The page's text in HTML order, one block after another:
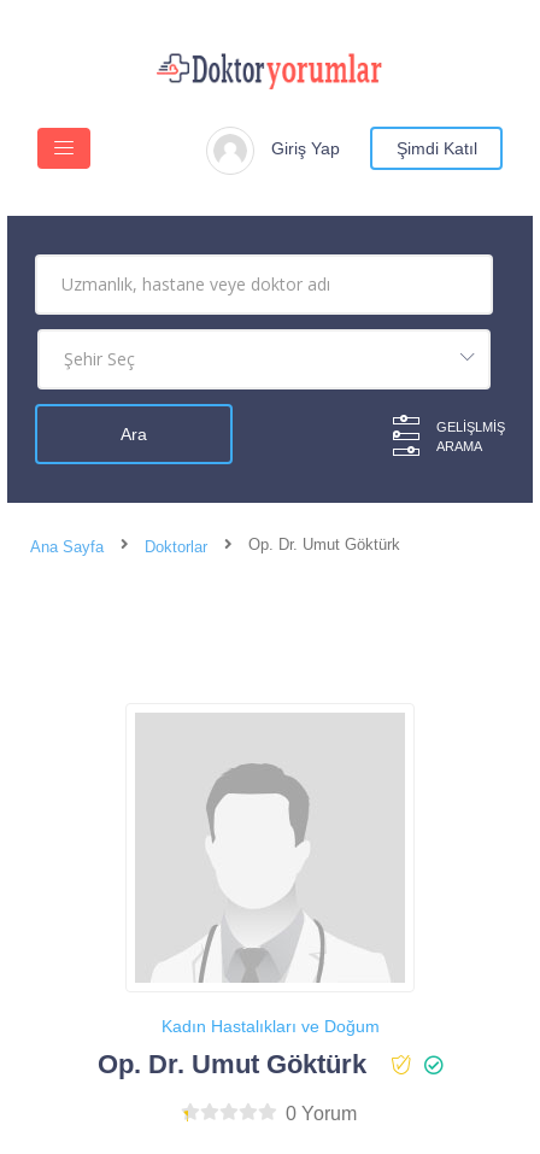
Giriş Yap Şimdi Katıl
GELIŞLMIŞ
ARAMA
Ana Sayfa Doktorlar Op. Dr. Umut Göktürk
Kadın Hastalıkları ve Doğum
Op. Dr. Umut Göktürk
0 Yorum